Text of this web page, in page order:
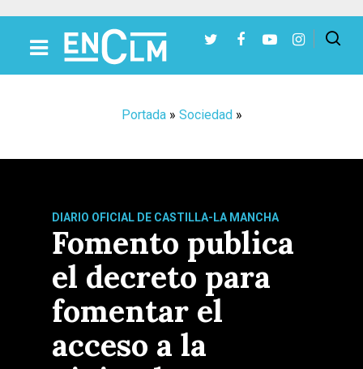
Portada» Sociedad»
DIARIO OFICIAL DE CASTILLA-LA MANCHA
Fomento publica
el decreto para
fomentar el
acceso a la